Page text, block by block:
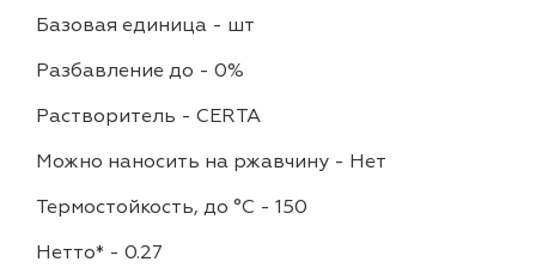
Базовая единица - шт
Разбавление до - 0%
Растворитель - CERTA
Можно наносить на ржавчину - Нет
Термостойкость, до °C - 150
Нетто* - 0.27